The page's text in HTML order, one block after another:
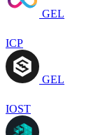
GEL
ICP
GEL
IOST